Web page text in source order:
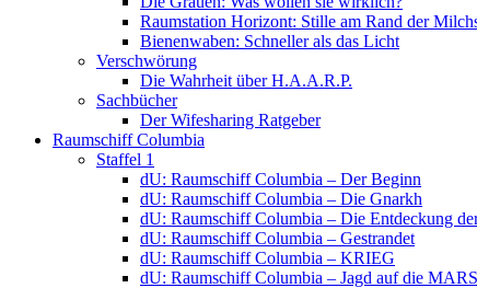
Raumstation Horizont: Stille am Rand der
Bienenwaben: Schneller als das Licht
Verschwörung
Die Wahrheit über H.A.A.R.P.
Sachbücher
Der Wifesharing Ratgeber
Raumschiff Columbia
Staffel 1
dU: Raumschiff Columbia – Der Beginn
dU: Raumschiff Columbia – Die Gnarkh
dU: Raumschiff Columbia – Die Entdeckung
dU: Raumschiff Columbia – Gestrandet
dU: Raumschiff Columbia – KRIEG
dU: Raumschiff Columbia – Jagd auf die MARS